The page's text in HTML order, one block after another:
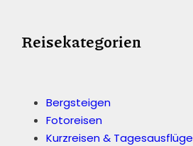
Reisekategorien
Bergsteigen
Fotoreisen
Kurzreisen & Tagesausflüge